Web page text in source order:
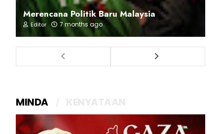
Merencana Politik Baru Malaysia
Editor 7 months ago
MINDA